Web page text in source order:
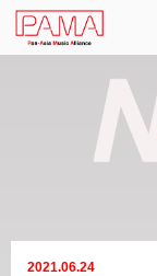
2021.06.24